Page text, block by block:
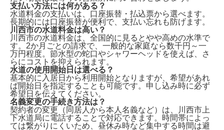
支払い方法には何がある？
水道料金の支払いは、 口座振替・払込票から選べます。
長期的には口座振替が便利で、支払い忘れも防げます。
川西市の水道料金は高い？
川西市の水道料金は、全国的に見るとやや高めの水準で
す。2か月ごとの請求で、一般的な家庭なら数千円～一
万円程度。節水型の蛇口やシャワーヘッドを使えば、さ
らにコストを抑えられます。
水道の使用開始日は選べる？
基本的に入居日から利用開始となりますが、希望があれ
ば開始日を指定することも可能です。申し込み時に必ず
希望日を伝えてください。
名義変更の手続き方法は？
契約者の変更（同居人から本人名義など）は、
川西市上
下水道局に電話することで対応できます。時間帯によっ
ては繋がりにくいため、昼休み時など集中する時間は避